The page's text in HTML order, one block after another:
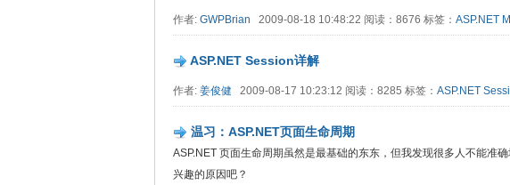
作者: GWPBrian 2009-08-18 10:48:22 阅读：8676 标签： ASP.NET
ASP.NET Session详解
作者: 姜俊健 2009-08-17 10:23:12 阅读：8285 标签： ASP.NET
温习：ASP.NET页面生命周期
ASP.NET 页面生命周期虽然是最基础的东东，但我发现很多人不能准
兴趣的原因吧？